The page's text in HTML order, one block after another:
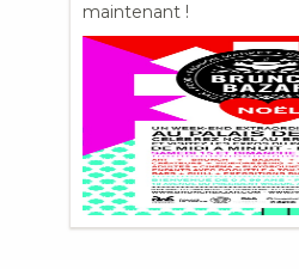
maintenant !